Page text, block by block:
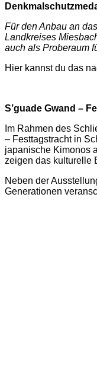
Für den Anbau an
Landkreises
auch als Proberaum
Hier kannst du das
S’guade Gwand –
Im Rahmen des
– Festtagstracht in
japanische Kimonos
zeigen das kulturelle
Neben der
Generationen